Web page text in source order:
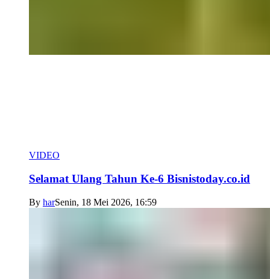
VIDEO
Selamat Ulang Tahun Ke-6 Bisnistoday.co.id
By harSenin, 18 Mei 2026, 16:59